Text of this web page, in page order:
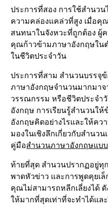
ประการที่สอง การใช้สำนวน
ความคล่องแคล่วที่สูง เมื่อคุ
สนทนาในจังหวะที่ถูกต้อง ผู้
คุณก้าวข้ามภาษาอังกฤษใน
ในชีวิตประจำวัน
ประการที่สาม สำนวนบรรจุ
ภาษาอังกฤษจำนวนมากมาจ
วรรณกรรม หรือชีวิตประจำ
อังกฤษ การเรียนรู้สำนวนใ
อังกฤษคิดอย่างไรและให้ค
มองในเชิงลึกเกี่ยวกับสำนว
คู่มือสำนวนภาษาอังกฤษแบ
ท้ายที่สุด สำนวนปรากฏอยู่ทุ
พาดหัวข่าว และการพูดคุยเ
คุณไม่สามารถหลีกเลี่ยงได้
ให้มากที่สุดเท่าที่จะทำได้แล